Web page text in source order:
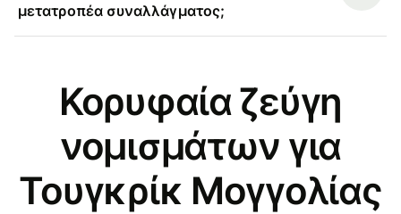
μετατροπέα συναλλάγματος;
Κορυφαία ζεύγη
νομισμάτων για
Τουγκρίκ Μογγολίας